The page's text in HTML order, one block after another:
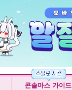
콘솔마스 가이드